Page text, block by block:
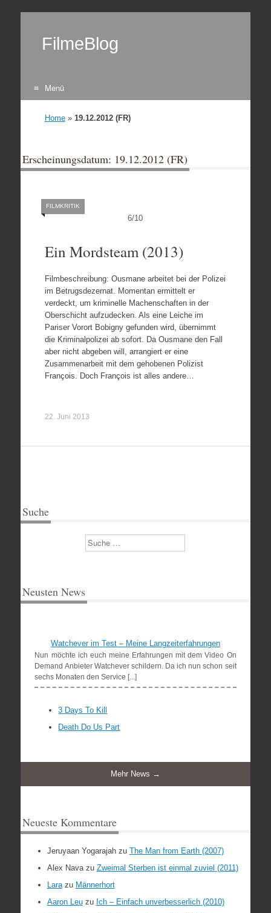
FilmeBlog
Menü
Home» 19.12.2012 (FR)
Erscheinungsdatum: 19.12.2012 (FR)
6/10
FILMKRITIK
Ein Mordsteam (2013)
Filmbeschreibung: Ousmane arbeitet bei der Polizei
im Betrugsdezernat. Momentan ermittelt er
verdeckt, um kriminelle Machenschaften in der
Oberschicht aufzudecken. Als eine Leiche im
Pariser Vorort Bobigny gefunden wird, übernimmt
die Kriminalpolizei ab sofort. Da Ousmane den Fall
aber nicht abgeben will, arrangiert er eine
Zusammenarbeit mit dem gehobenen Polizist
François. Doch François ist alles andere…
22. Juni 2013
Suche
Suchen
Neusten News
Watchever im Test – Meine Langzeiterfahrungen
Nun möchte ich euch meine Erfahrungen mit dem Video On
Demand Anbieter Watchever schildern. Da ich nun schon seit
sechs Monaten den Service [...]
3 Days To Kill
Death Do Us Part
Mehr News →
Neueste Kommentare
Jeruyaan Yogarajahzu The Man from Earth (2007)
Alex Navazu Zweimal Sterben ist einmal zuviel (2011)
Larazu Männerhort
Aaron Leuzu Ich – Einfach unverbesserlich (2010)